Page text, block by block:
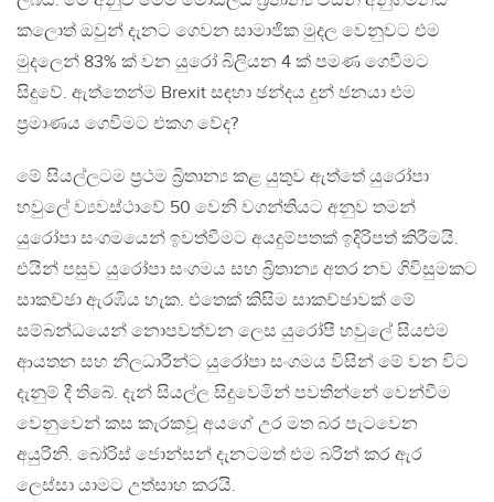
කලොත් ඔවුන් දැනට ගෙවන සාමාජික මුදල වෙනුවට එම
මුදලෙන් 83% ක් වන යුරෝ බිලියන 4 ක් පමණ ගෙවීමට
සිදුවේ. ඇත්තෙන්ම Brexit සඳහා ඡන්දය දුන් ජනයා එම
ප්‍රමාණය ගෙවීමට එකග වේද?
මේ සියල්ලටම ප්‍රථම බ්‍රිතාන්‍ය කළ යුතුව ඇත්තේ යුරෝපා
හවුලේ ව්‍යවස්ථාවේ 50 වෙනි වගන්තියට අනුව තමන්
යුරෝපා සංගමයෙන් ඉවත්වීමට අයදුම්පතක් ඉදිරිපත් කිරීමයි.
එයින් පසුව යුරෝපා සංගමය සහ බ්‍රිතාන්‍ය අතර නව ගිවිසුමකට
සාකච්ඡා ඇරඹිය හැක. එතෙක් කිසිම සාකච්ඡාවක් මේ
සම්බන්ධයෙන් නොපවත්වන ලෙස යුරෝපී හවුලේ සියළුම
ආයතන සහ නිලධාරීන්ට යුරෝපා සංගමය විසින් මේ වන විට
දැනුම් දී තිබේ. දැන් සියල්ල සිදුවෙමින් පවතින්නේ වෙන්වීම
වෙනුවෙන් කස කැරකවූ අයගේ උර මත බර පැටවෙන
අයුරිනි. බෝරිස් ජොන්සන් දැනටමත් එම බරින් කර ඇර
ලෙස්සා යාමට උත්සාහ කරයි.